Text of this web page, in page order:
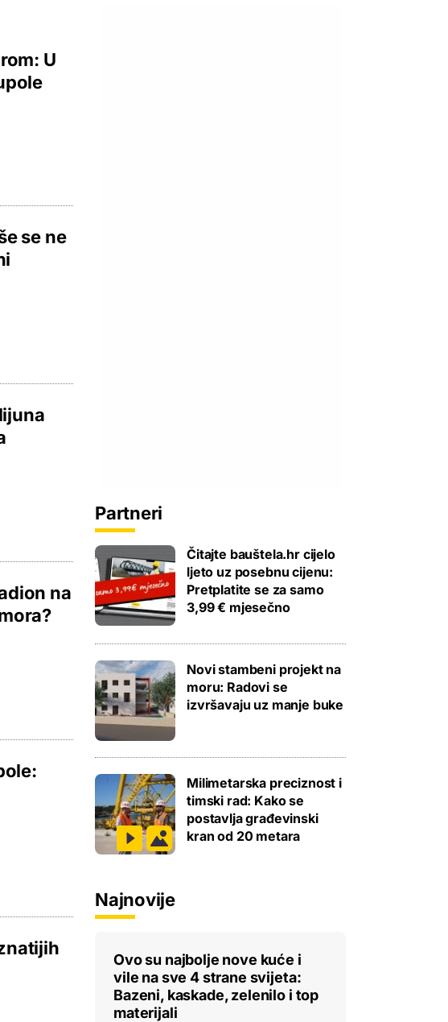
U
se ne
na
Partneri
Čitajte bauštela.hr cijelo
ljeto uz posebnu cijenu:
Pretplatite se za samo
3,99 € mjesečno
Novi stambeni projekt na
moru: Radovi se
izvršavaju uz manje buke
Milimetarska preciznost i
timski rad: Kako se
postavlja građevinski
kran od 20 metara
Najnovije
Ovo su najbolje nove kuće i
vile na sve 4 strane svijeta:
Bazeni, kaskade, zelenilo i top
materijali